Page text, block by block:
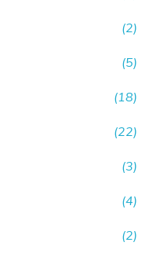
(2)
(5)
(18)
(22)
(3)
(4)
(2)